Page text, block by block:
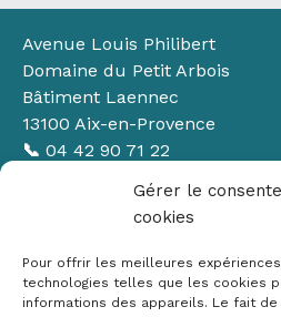
Gérer le
cookies
Pour offrir les meilleures
technologies telles que les cookies
informations des appareils. Le fait
Avenue Louis Philibert
Domaine du Petit Arbois
Bâtiment Laennec
13100 Aix-en-Provence
📞 04 42 90 71 22